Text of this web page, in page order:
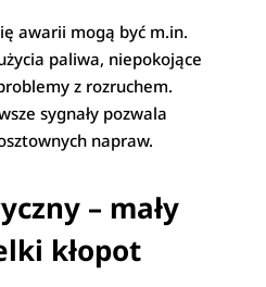
awarii mogą być m.in.
paliwa, niepokojące
z rozruchem.
sygnały pozwala
napraw.
– mały
kłopot